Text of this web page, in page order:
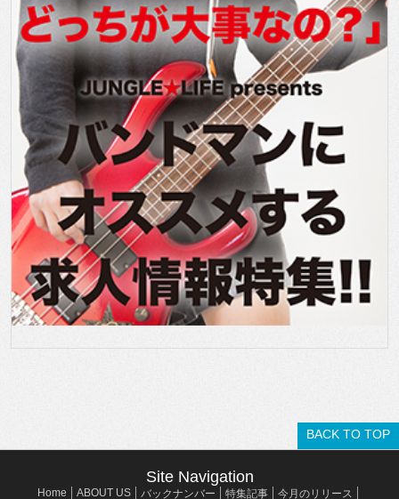
BACK TO TOP
Site Navigation
Home ABOUT US バックナンバー 特集記事 今月のリリース